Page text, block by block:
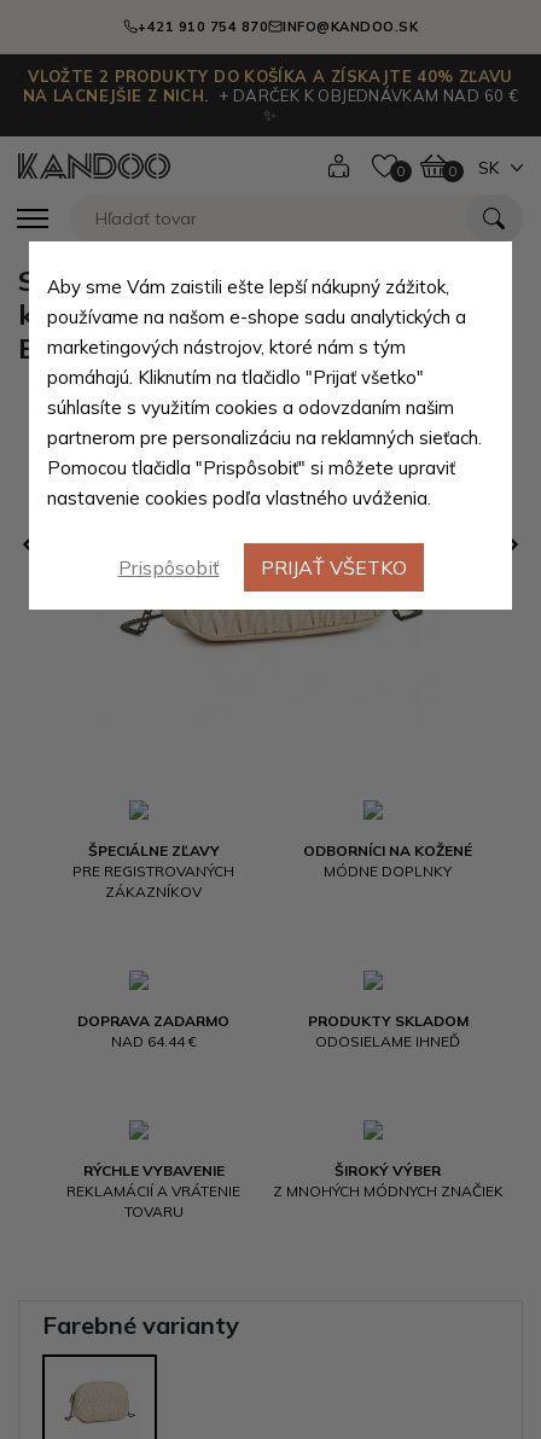
+421 910 754 870 INFO@KANDOO.SK
VLOŽTE 2 PRODUKTY DO KOŠÍKA A ZÍSKAJTE 40% ZĽAVU
NA LACNEJŠIE Z NICH.
+ DARČEK K OBJEDNÁVKAM NAD 60 €
✨
0 0 SK
ŠPECIÁLNE ZĽAVY
PRE REGISTROVANÝCH
ZÁKAZNÍKOV
ODBORNÍCI NA KOŽENÉ
MÓDNE DOPLNKY
DOPRAVA ZADARMO
NAD 64.44 €
PRODUKTY SKLADOM
ODOSIELAME IHNEĎ
RÝCHLE VYBAVENIE
REKLAMÁCIÍ A VRÁTENIE
TOVARU
ŠIROKÝ VÝBER
Z MNOHÝCH MÓDNYCH ZNAČIEK
Smotanová dámska prešívaná
kabelka s retiazkovým popruhom
Elettra
Farebné varianty
Aby sme Vám zaistili ešte lepší nákupný zážitok,
používame na našom e-shope sadu analytických a
marketingových nástrojov, ktoré nám s tým
pomáhajú. Kliknutím na tlačidlo "Prijať všetko"
súhlasíte s využitím cookies a odovzdaním našim
partnerom pre personalizáciu na reklamných sieťach.
Pomocou tlačidla "Prispôsobiť" si môžete upraviť
nastavenie cookies podľa vlastného uváženia.
Prispôsobiť PRIJAŤ VŠETKO